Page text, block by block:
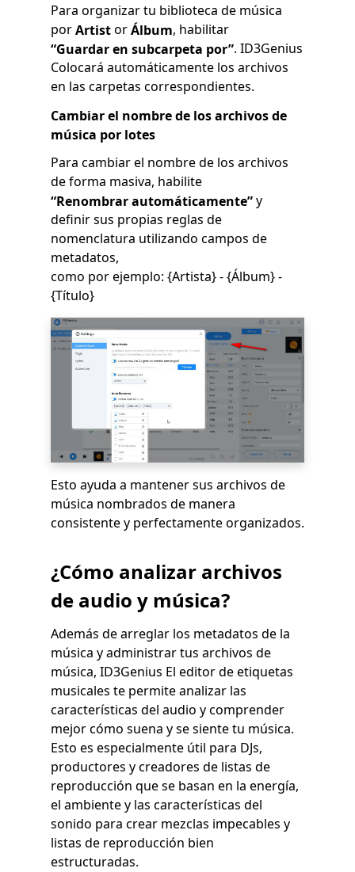
Para organizar tu biblioteca de música
porArtistorÁlbum, habilitar
“Guardar en subcarpeta por”. ID3Genius
Colocará automáticamente los archivos
en las carpetas correspondientes.
Cambiar el nombre de los archivos de
música por lotes
Para cambiar el nombre de los archivos
de forma masiva, habilite
“Renombrar automáticamente”y
definir sus propias reglas de
nomenclatura utilizando campos de
metadatos,
como por ejemplo: {Artista} - {Álbum} -
{Título}
Esto ayuda a mantener sus archivos de
música nombrados de manera
consistente y perfectamente organizados.
¿Cómo analizar archivos
de audio y música?
Además de arreglar los metadatos de la
música y administrar tus archivos de
música, ID3Genius El editor de etiquetas
musicales te permite analizar las
características del audio y comprender
mejor cómo suena y se siente tu música.
Esto es especialmente útil para DJs,
productores y creadores de listas de
reproducción que se basan en la energía,
el ambiente y las características del
sonido para crear mezclas impecables y
listas de reproducción bien
estructuradas.